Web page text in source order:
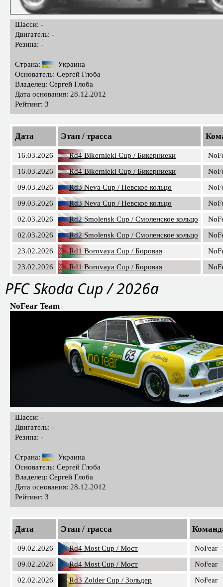
Шасси: -
Двигатель: -
Резина: -
Страна:
Украина
Основатель: Сергей Глоба
Владелец: Сергей Глоба
Дата основания: 28.12.2012
Рейтинг: 3
Дата Этап / трасса
16.03.2026 Rd4 Bikernieki Cup / Бикерниеки
16.03.2026
Rd4 Bikernieki Cup / Бикерниеки
09.03.2026
Rd3 Neva Cup / Невское кольцо
09.03.2026
Rd3 Neva Cup / Невское кольцо
02.03.2026
Rd2 Smolensk Cup / Смоленское кольцо
02.03.2026
Rd2 Smolensk Cup / Смоленское кольцо
23.02.2026
Rd1 Borovaya Cup / Боровая
23.02.2026
Rd1 Borovaya Cup / Боровая
PFC Skoda Cup / 2026a
NoFear Team
Шасси: -
Двигатель: -
Резина: -
Страна:
Украина
Основатель: Сергей Глоба
Владелец: Сергей Глоба
Дата основания: 28.12.2012
Рейтинг: 3
Дата Этап / трасса
09.02.2026 Rd4 Most Cup / Мост
NoFear
09.02.2026
Rd4 Most Cup / Мост
NoFear
02.02.2026
Rd3 Zolder Cup / Зольдер
NoFear